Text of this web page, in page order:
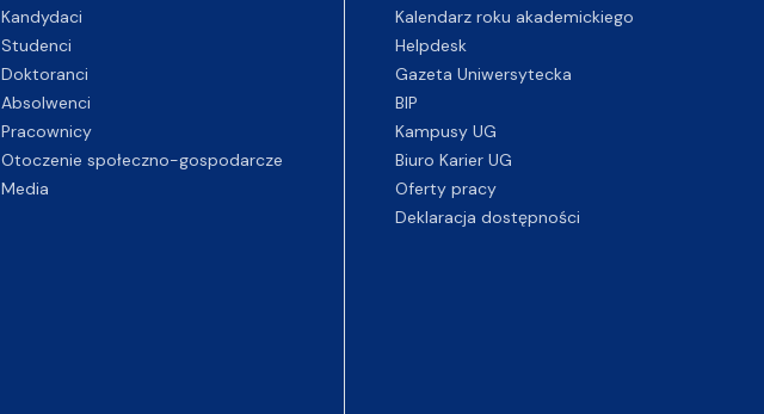
Kandydaci
Studenci
Doktoranci
Absolwenci
Pracownicy
Otoczenie społeczno-gospodarcze
Media
Kalendarz roku akademickiego
Helpdesk
Gazeta Uniwersytecka
BIP
Kampusy UG
Biuro Karier UG
Oferty pracy
Deklaracja dostępności